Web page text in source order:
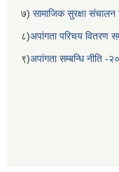
७) सामाजिक सुरक्षा संचालन
८)अपांगता परिचय वितरण
९)अपांगता सम्बन्धि नीति -